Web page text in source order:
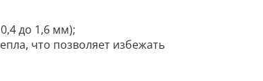
до 1,6 мм);
что позволяет избежать